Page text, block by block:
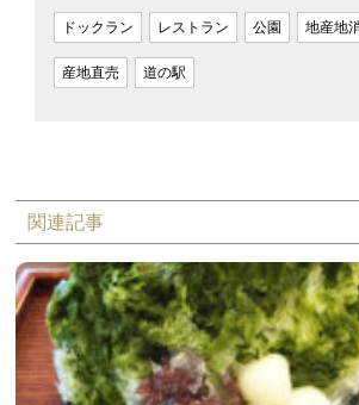
ドックラン レストラン 公園 地産地
産地直売 道の駅
関連記事